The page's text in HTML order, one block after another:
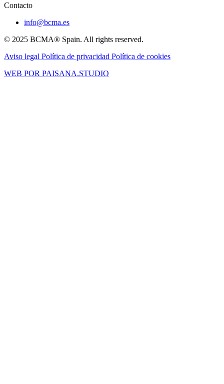
Contacto
info@bcma.es
© 2025 BCMA® Spain. All rights reserved.
Aviso legal Política de privacidad Política de cookies
WEB POR PAISANA.STUDIO